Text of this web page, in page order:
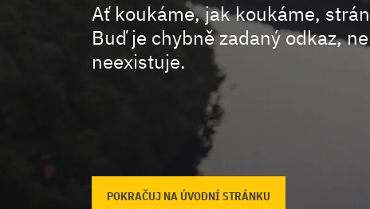
Ať koukáme, jak koukáme,
Buď je chybně zadaný odkaz,
neexistuje.
POKRAČUJ NA ÚVODNÍ STRÁNKU